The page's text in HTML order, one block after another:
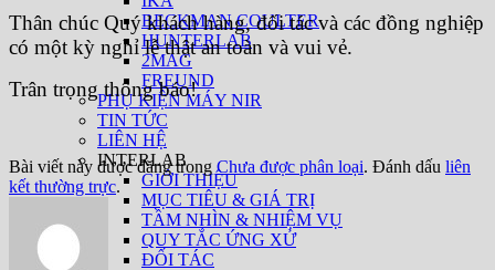
BECKMAN COULTER
HUNTERLAB
2MAG
FREUND
PHỤ KIỆN MÁY NIR
TIN TỨC
LIÊN HỆ
INTERLAB
GIỚI THIỆU
MỤC TIÊU & GIÁ TRỊ
TẦM NHÌN & NHIỆM VỤ
QUY TẮC ỨNG XỬ
ĐỐI TÁC
Thân chúc Quý khách hàng, đối tác và các đồng nghiệp
có một kỳ nghỉ lễ thật an toàn và vui vẻ.
Trân trọng thông báo!
Bài viết này được đăng trong Chưa được phân loại. Đánh dấu liên
kết thường trực.